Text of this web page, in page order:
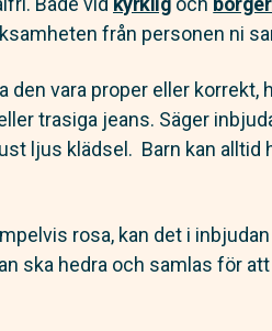
från personen ni
vara proper eller korrekt,
trasiga jeans. Säger
ljus klädsel. Barn kan alltid
rosa, kan det i
ska hedra och samlas för